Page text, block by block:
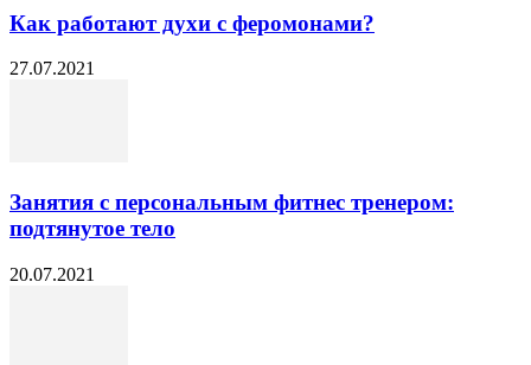
Как работают духи с феромонами?
27.07.2021
Занятия с персональным фитнес тренером:
подтянутое тело
20.07.2021